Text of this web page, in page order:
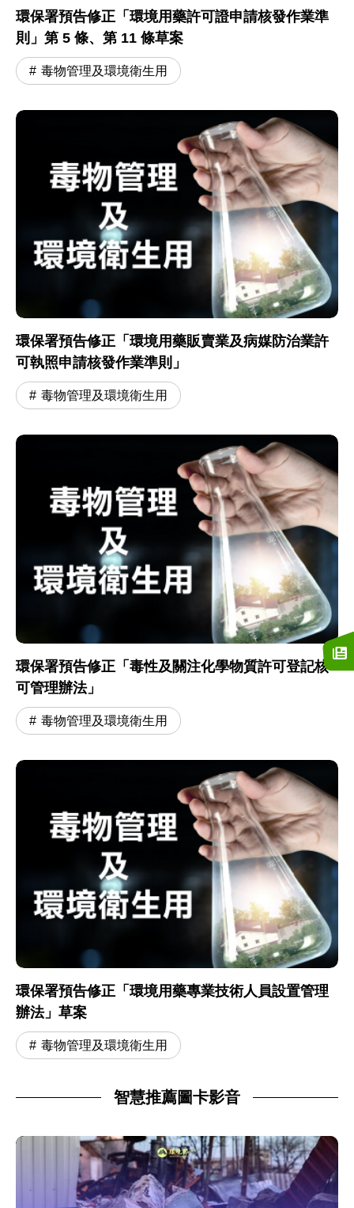
環保署預告修正「環境用藥許可證申請核發作業準
則」第 5 條、第 11 條草案
毒物管理及環境衛生用
環保署預告修正「環境用藥販賣業及病媒防治業許
可執照申請核發作業準則」
毒物管理及環境衛生用
環保署預告修正「毒性及關注化學物質許可登記核
可管理辦法」
毒物管理及環境衛生用
環保署預告修正「環境用藥專業技術人員設置管理
辦法」草案
毒物管理及環境衛生用
智慧推薦圖卡影音